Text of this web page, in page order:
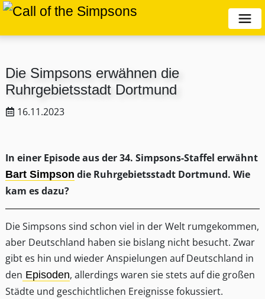
Die Simpsons erwähnen die
Ruhrgebietsstadt Dortmund
16.11.2023
In einer Episode aus der 34. Simpsons-Staffel erwähnt
Bart Simpson die Ruhrgebietsstadt Dortmund. Wie
kam es dazu?
Die Simpsons sind schon viel in der Welt rumgekommen,
aber Deutschland haben sie bislang nicht besucht. Zwar
gibt es hin und wieder Anspielungen auf Deutschland in
den Episoden, allerdings waren sie stets auf die großen
Städte und geschichtlichen Ereignisse fokussiert.